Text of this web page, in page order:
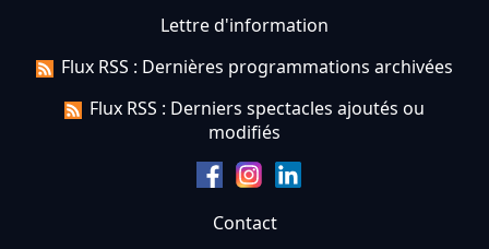
Lettre d'information
Flux RSS : Dernières programmations archivées
Flux RSS : Derniers spectacles ajoutés ou
modifiés
Contact